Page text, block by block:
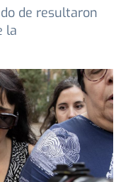
de resultaron
la